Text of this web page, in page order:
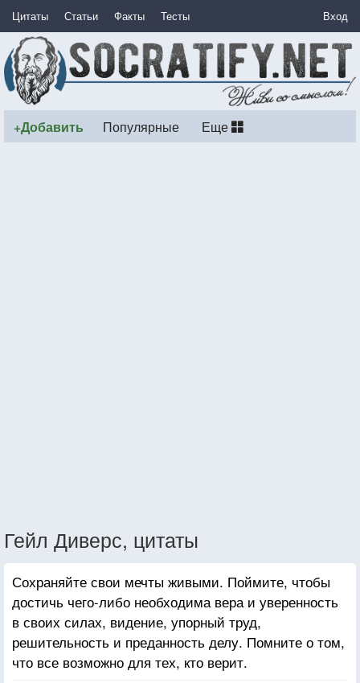
Цитаты Статьи Факты Тесты Вход
+Добавить Популярные Еще
Гейл Диверс, цитаты
Сохраняйте свои мечты живыми. Поймите, чтобы
достичь чего-либо необходима вера и уверенность
в своих силах, видение, упорный труд,
решительность и преданность делу. Помните о том,
что все возможно для тех, кто верит.